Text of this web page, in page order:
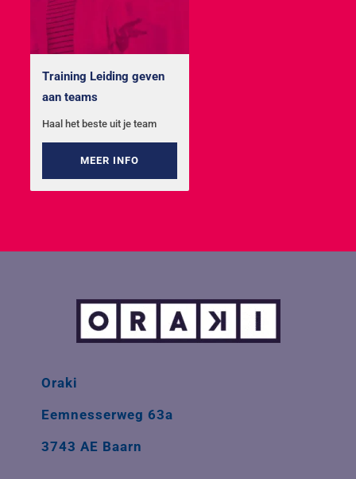
Training Leiding geven
aan teams
Haal het beste uit je team
MEER INFO
Oraki
Eemnesserweg 63a
3743 AE Baarn